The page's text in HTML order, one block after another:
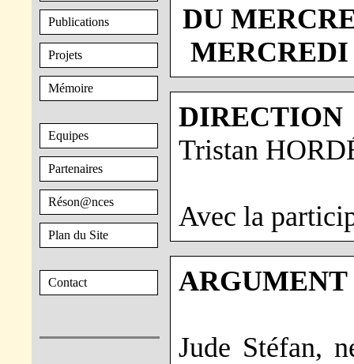
Publications
Projets
Mémoire
Equipes
Partenaires
Réson@nces
Plan du Site
Contact
DU
MERCREDI
Tristan
Avec la
ARGUMENT
Jude Stéfan,